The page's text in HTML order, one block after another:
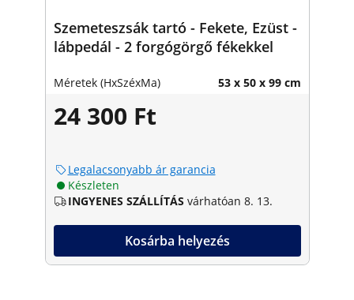
Szemeteszsák tartó - Fekete, Ezüst -
lábpedál - 2 forgógörgő fékekkel
Méretek (HxSzéxMa) 53 x 50 x 99 cm
24 300 Ft
Legalacsonyabb ár garancia
Készleten
INGYENES SZÁLLÍTÁS várhatóan 8. 13.
Kosárba helyezés